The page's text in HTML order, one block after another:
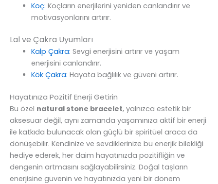
Koç: Koçların enerjilerini yeniden canlandırır ve
motivasyonlarını artırır.
Lal ve Çakra Uyumları
Kalp Çakra: Sevgi enerjisini artırır ve yaşam
enerjisini canlandırır.
Kök Çakra: Hayata bağlılık ve güveni artırır.
Hayatınıza Pozitif Enerji Getirin
Bu özel natural stone bracelet, yalnızca estetik bir
aksesuar değil, aynı zamanda yaşamınıza aktif bir enerji
ile katkıda bulunacak olan güçlü bir spiritüel araca da
dönüşebilir. Kendinize ve sevdiklerinize bu enerjik bilekliği
hediye ederek, her daim hayatınızda pozitifliğin ve
dengenin artmasını sağlayabilirsiniz. Doğal taşların
enerjisine güvenin ve hayatınızda yeni bir dönem